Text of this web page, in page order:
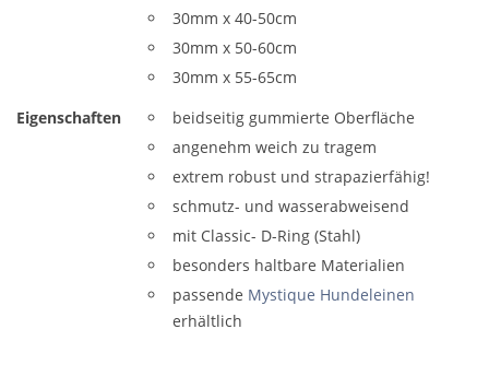
30mm x 40-50cm
30mm x 50-60cm
30mm x 55-65cm
Eigenschaften
beidseitig gummierte Oberfläche
angenehm weich zu tragem
extrem robust und strapazierfähig!
schmutz- und wasserabweisend
mit Classic- D-Ring (Stahl)
besonders haltbare Materialien
passende Mystique Hundeleinen
erhältlich